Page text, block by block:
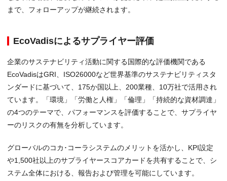
まで、フォローアップが継続されます。
EcoVadisによるサプライヤー評価
企業のサステナビリティ活動に関する国際的な評価機関である
EcoVadisはGRI、ISO26000など世界基準のサステナビリティスタ
ンダードに基づいて、175か国以上、200業種、10万社で活用され
ています。「環境」「労働と人権」「倫理」「持続的な資材調達」
の4つのテーマで、パフォーマンスを評価することで、サプライヤ
ーのリスクの有無を分析しています。
グローバルのコカ･コーラシステムのメリットを活かし、KPI設定
や1,500社以上のサプライヤースコアカードを共有することで、シ
ステム全体における、報告および管理を可能にしています。